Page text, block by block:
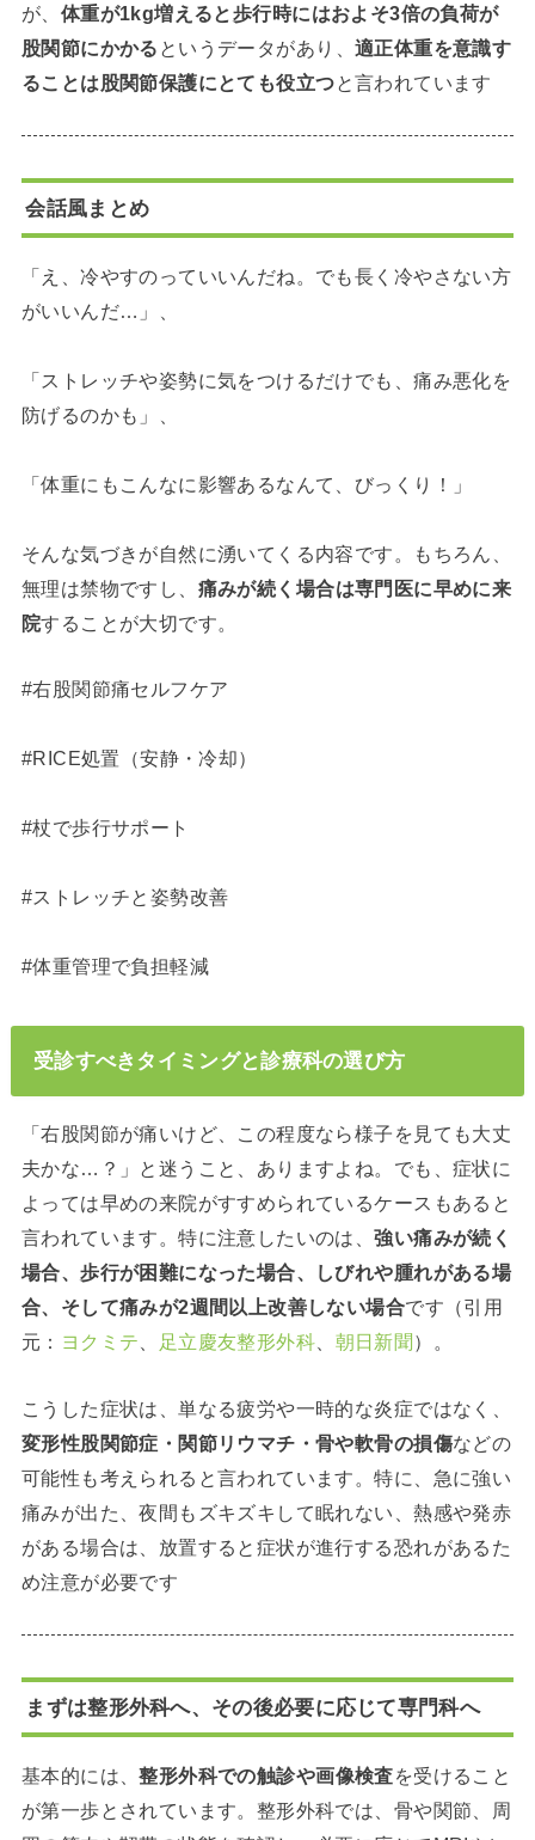
が、 体重が1kg増えると歩行時にはおよそ3倍の負荷が
股関節にかかる というデータがあり、 適正体重を意識す
ることは股関節保護にとても役立つと言われています
会話風まとめ
「え、冷やすのっていいんだね。でも長く冷やさない方
がいいんだ…」、
「ストレッチや姿勢に気をつけるだけでも、痛み悪化を
防げるのかも」、
「体重にもこんなに影響あるなんて、びっくり！」
そんな気づきが自然に湧いてくる内容です。もちろん、
無理は禁物ですし、 痛みが続く場合は専門医に早めに来
院することが大切です。
#右股関節痛セルフケア
#RICE処置（安静・冷却）
#杖で歩行サポート
#ストレッチと姿勢改善
#体重管理で負担軽減
受診すべきタイミングと診療科の選び方
「右股関節が痛いけど、この程度なら様子を見ても大丈
夫かな…？」と迷うこと、ありますよね。でも、症状に
よっては早めの来院がすすめられているケースもあると
言われています。特に注意したいのは、強い痛みが続く
場合、歩行が困難になった場合、しびれや腫れがある場
合、そして痛みが2週間以上改善しない場合です（引用
元： ヨクミテ 足立慶友整形外科 朝日新聞 ）。
こうした症状は、単なる疲労や一時的な炎症ではなく、
変形性股関節症・関節リウマチ・骨や軟骨の損傷などの
可能性も考えられると言われています。特に、急に強い
痛みが出た、夜間もズキズキして眠れない、熱感や発赤
がある場合は、放置すると症状が進行する恐れがあるた
め注意が必要です
まずは整形外科へ、その後必要に応じて専門科へ
基本的には、整形外科での触診や画像検査を受けること
が第一歩とされています。整形外科では、骨や関節、周